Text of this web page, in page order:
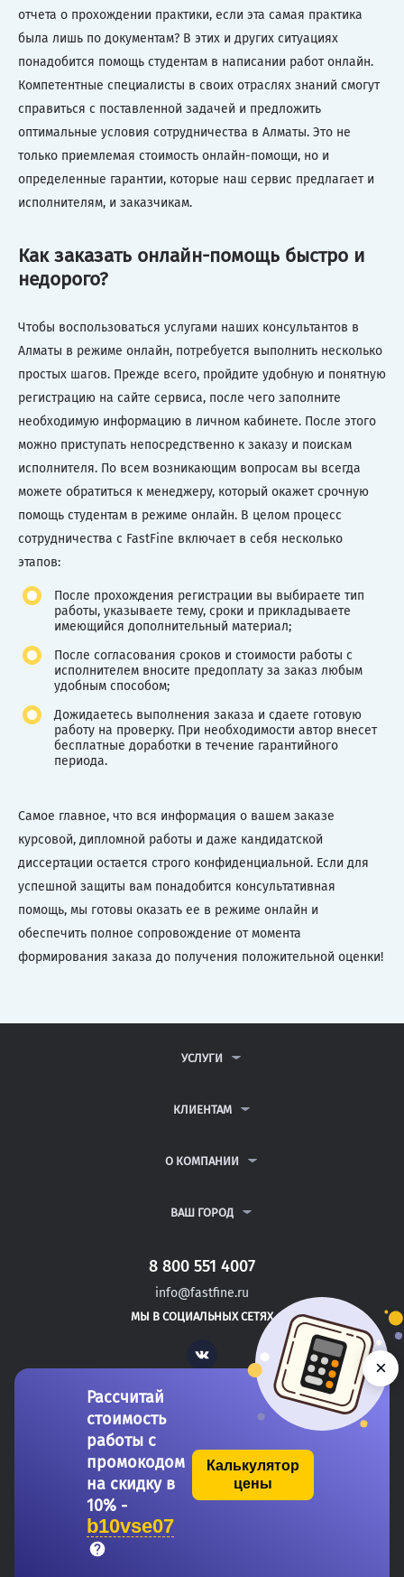
отчета о прохождении практики, если эта самая практика
была лишь по документам? В этих и других ситуациях
понадобится помощь студентам в написании работ онлайн.
Компетентные специалисты в своих отраслях знаний смогут
справиться с поставленной задачей и предложить
оптимальные условия сотрудничества в Алматы. Это не
только приемлемая стоимость онлайн-помощи, но и
определенные гарантии, которые наш сервис предлагает и
исполнителям, и заказчикам.
Как заказать онлайн-помощь быстро и
недорого?
Чтобы воспользоваться услугами наших консультантов в
Алматы в режиме онлайн, потребуется выполнить несколько
простых шагов. Прежде всего, пройдите удобную и понятную
регистрацию на сайте сервиса, после чего заполните
необходимую информацию в личном кабинете. После этого
можно приступать непосредственно к заказу и поискам
исполнителя. По всем возникающим вопросам вы всегда
можете обратиться к менеджеру, который окажет срочную
помощь студентам в режиме онлайн. В целом процесс
сотрудничества с FastFine включает в себя несколько
этапов:
После прохождения регистрации вы выбираете тип
работы, указываете тему, сроки и прикладываете
имеющийся дополнительный материал;
После согласования сроков и стоимости работы с
исполнителем вносите предоплату за заказ любым
удобным способом;
Дожидаетесь выполнения заказа и сдаете готовую
работу на проверку. При необходимости автор внесет
бесплатные доработки в течение гарантийного
периода.
Самое главное, что вся информация о вашем заказе
курсовой, дипломной работы и даже кандидатской
диссертации остается строго конфиденциальной. Если для
успешной защиты вам понадобится консультативная
помощь, мы готовы оказать ее в режиме онлайн и
обеспечить полное сопровождение от момента
формирования заказа до получения положительной оценки!
УСЛУГИ
ДИПЛОМНЫЕ РАБОТЫ
РЕФЕРАТЫ
КЛИЕНТАМ
ВОПРОСЫ И ОТВЕТЫ
ПОЛИТИКА КОНФИДЕНЦИАЛЬНОСТИ
О КОМПАНИИ
КОНТАКТЫ
ВАШ ГОРОД
САНКТ-ПЕТЕРБУРГ
СЕВАСТОПОЛЬ
ЛИВНЫ
8 800 551 4007
info@fastfine.ru
МЫ В СОЦИАЛЬНЫХ СЕТЯХ
Vk
Copyright 2011-2026 FastFine.ru
Общество с ограниченной ответственностью «Форстад» ОГРН: 1137746693457 ИНН/КПП:
Рассчитай
стоимость
работы с
промокодом
на скидку в
10% -
b10vse07
Калькулятор
цены
×